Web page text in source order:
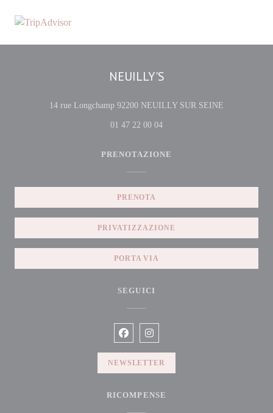
NEUILLY'S
14 rue Longchamp 92200 NEUILLY SUR SEINE
01 47 22 00 04
PRENOTAZIONE
PRENOTA
PRIVATIZZAZIONE
PORTA VIA
SEGUICI
Facebook ((apre una nuova finestra))
Instagram ((apre una nuova
NEWSLETTER
RICOMPENSE